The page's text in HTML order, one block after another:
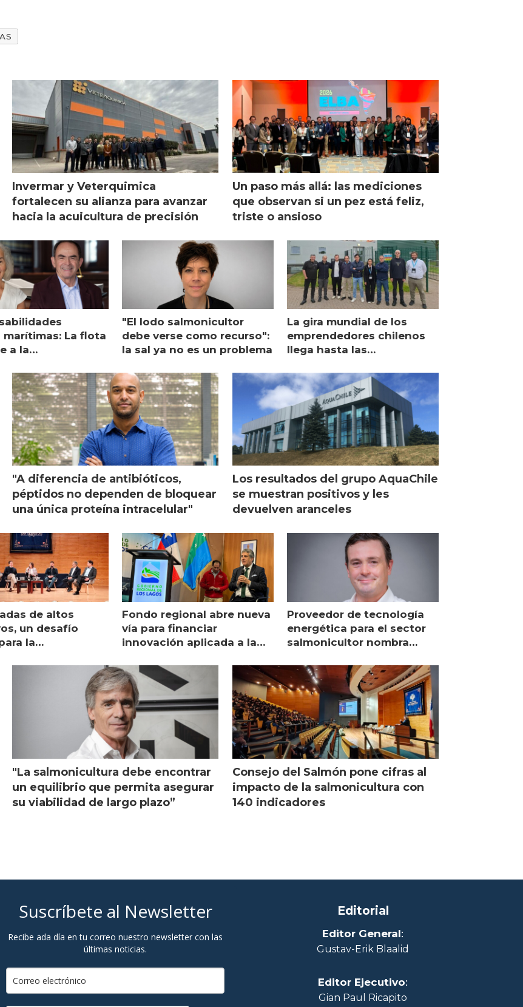
Invermar y Veterquimica
fortalecen su alianza para avanzar
hacia la acuicultura de precisión
Un paso más allá: las mediciones
que observan si un pez está feliz,
triste o ansioso
marítimas: La flota
a la
"El lodo salmonicultor
debe verse como recurso":
la sal ya no es un problema
La gira mundial de los
emprendedores chilenos
llega hasta las
Escocia
"A diferencia de antibióticos,
péptidos no dependen de bloquear
una única proteína intracelular"
Los resultados del grupo AquaChile
se muestran positivos y les
devuelven aranceles
de altos
un desafío
la
Fondo regional abre nueva
vía para financiar
innovación aplicada a la
Proveedor de tecnología
energética para el sector
salmonicultor nombra
"La salmonicultura debe encontrar
un equilibrio que permita asegurar
su viabilidad de largo plazo”
Consejo del Salmón pone cifras al
impacto de la salmonicultura con
140 indicadores
Suscríbete al Newsletter
Recibe ada día en tu correo nuestro newsletter con las
últimas noticias.
Editorial
Editor General:
Gustav-Erik Blaalid
Editor Ejecutivo:
Gian Paul Ricapito